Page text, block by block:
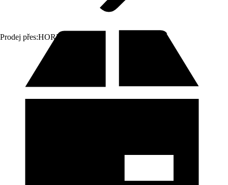
Prodej přes:HORNBACH